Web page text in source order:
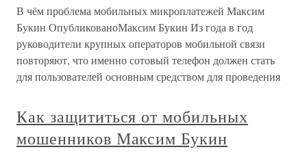
В чём проблема мобильных микроплатежей Максим
Букин ОпубликованоМаксим Букин Из года в год
руководители крупных операторов мобильной связи
повторяют, что именно сотовый телефон должен стать
для пользователей основным средством для проведения
Как защититься от мобильных
мошенников Максим Букин